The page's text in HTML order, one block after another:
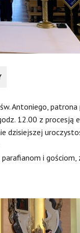
Antoniego, patrona
12.00 z procesją
dzisiejszej
parafianom i